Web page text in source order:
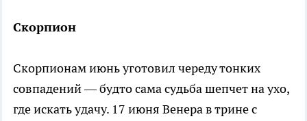
Скорпион
Скорпионам июнь уготовил череду тонких
совпадений — будто сама судьба шепчет на ухо,
где искать удачу. 17 июня Венера в трине с